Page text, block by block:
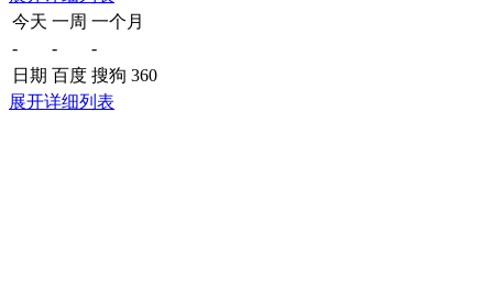
今天 一周 一个月
-
-
-
日期 百度 搜狗 360
展开详细列表